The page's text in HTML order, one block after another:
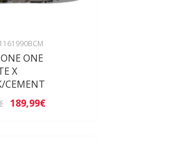
ONE
X
CEMENT
189,99€